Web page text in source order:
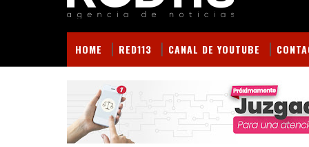
HOME RED113 CANAL DE YOUTUBE